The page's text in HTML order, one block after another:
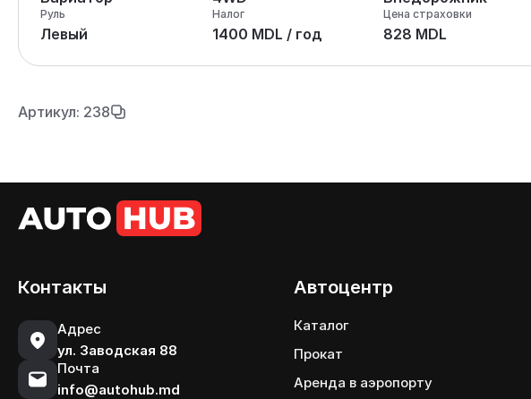
Руль
Левый
Налог
1400 MDL / год
Цена страховки
828 MDL
Артикул: 238
Контакты
Адрес
ул. Заводская 88
Почта
info@autohub.md
Автоцентр
Каталог
Прокат
Аренда в аэропорту